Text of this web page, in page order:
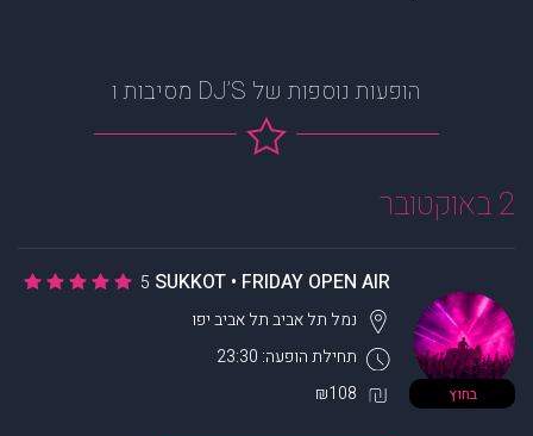
הופעות נוספות של DJ’S מסיבות ו
2 באוקטובר
בחוץ
SUKKOT • FRIDAY OPEN AIR
5
תחילת הופעה: 23:30
נמל תל אביבתל אביב יפו
₪108